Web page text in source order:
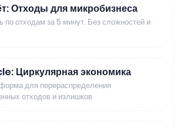
Отходы для микробизнеса
по отходам за 5 минут. Без сложностей и
Циркулярная экономика
для перераспределения
отходов и излишков